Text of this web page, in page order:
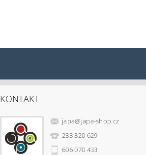
KONTAKT
japa@japa-shop.cz
233 320 629
606 070 433